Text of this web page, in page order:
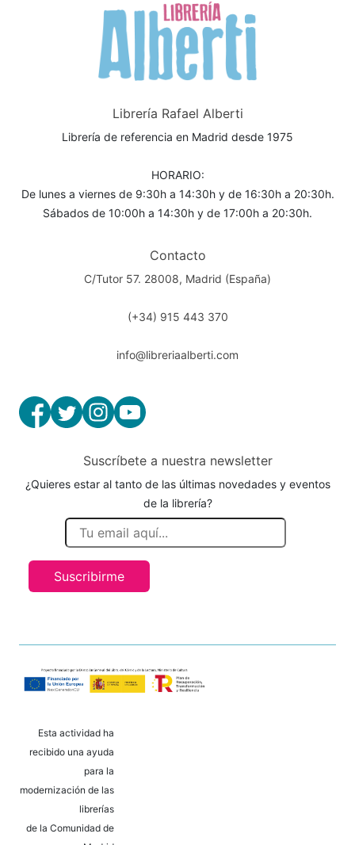
Librería Rafael Alberti
Librería de referencia en Madrid desde 1975
HORARIO:
De lunes a viernes de 9:30h a 14:30h y de 16:30h a 20:30h.
Sábados de 10:00h a 14:30h y de 17:00h a 20:30h.
Contacto
C/Tutor 57. 28008, Madrid (España)
(+34) 915 443 370
info@libreriaalberti.com
Suscríbete a nuestra newsletter
¿Quieres estar al tanto de las últimas novedades y eventos
de la librería?
Suscribirme
Esta actividad ha
recibido una ayuda
para la
modernización de las
librerías
de la Comunidad de